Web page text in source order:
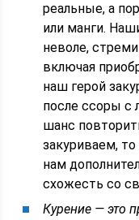
реальные, а
или манги.
неволе,
включая
наш герой
после ссоры с
шанс
закуриваем,
нам
схожесть со
Курение — это